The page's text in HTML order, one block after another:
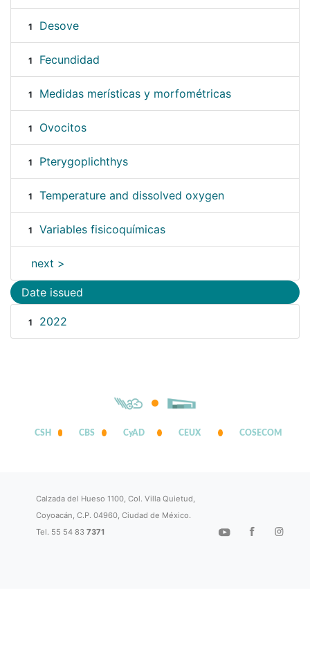
1 Desove
1 Fecundidad
1 Medidas merísticas y morfométricas
1 Ovocitos
1 Pterygoplichthys
1 Temperature and dissolved oxygen
1 Variables fisicoquímicas
next >
Date issued
1 2022
CSH CBS CyAD CEUX COSECOM
Calzada del Hueso 1100, Col. Villa Quietud,
Coyoacán, C.P. 04960, Ciudad de México.
Tel. 55 54 837371